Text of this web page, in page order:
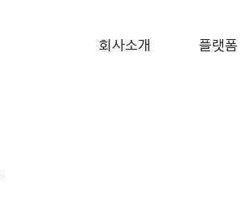
회사소개 플랫폼